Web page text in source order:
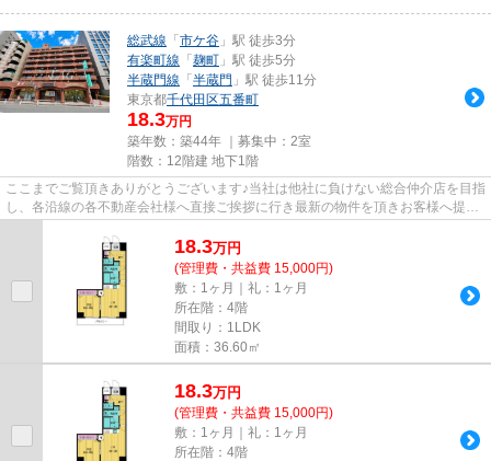
総武線 「 市ケ谷 」駅 徒歩3分
有楽町線 「 麹町 」駅 徒歩5分
半蔵門線 「 半蔵門 」駅 徒歩11分
東京都千代田区五番町
18.3万円
築年数：築44年 ｜募集中： 2室
階数：12階建 地下1階
ここまでご覧頂きありがとうございます♪当社は他社に負けない総合仲介店を目指
し、各沿線の各不動産会社様へ直接ご挨拶に行き最新の物件を頂きお客様へ提供
18.3万円
(管理費・共益費 15,000円)
敷：1ヶ月｜礼：1ヶ月
所在階：4階
間取り：1LDK
面積：36.60㎡
18.3万円
(管理費・共益費 15,000円)
敷：1ヶ月｜礼：1ヶ月
所在階：4階